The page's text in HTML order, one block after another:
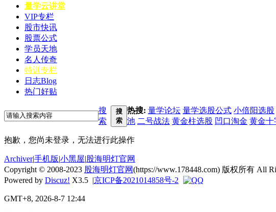
量学云讲堂
VIP专栏
股市快讯
股票公式
学员天地
名人传奇
特训专栏
日志Blog
热门好贴
搜
索
搜
索
热搜: 量学论坛 量学选股公式 小倍阳选股
池 二号战法 黄金柱选股 凹口淘金 黄金十
抱歉，您尚未登录，无法进行此操作
Archiver|手机版|小黑屋|股海明灯官网
Copyright © 2008-2023 股海明灯官网(https://www.178448.com) 版权所有 All
Powered by Discuz! X3.5 |京ICP备2021014858号-2
GMT+8, 2026-8-7 12:44